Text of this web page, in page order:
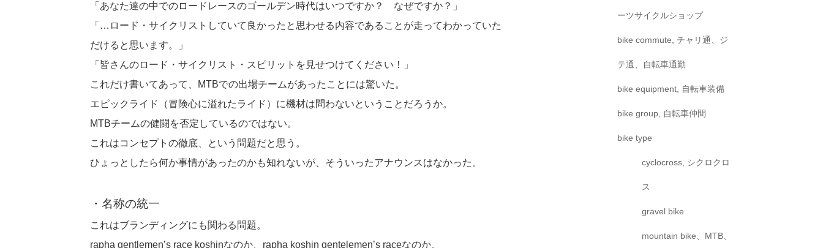
「あなた達の中でのロードレースのゴールデン時代はいつですか？ なぜですか？」
「…ロード・サイクリストしていて良かったと思わせる内容であることが走ってわかっていた
だけると思います。」
「皆さんのロード・サイクリスト・スピリットを見せつけてください！」
これだけ書いてあって、MTBでの出場チームがあったことには驚いた。
エピックライド（冒険心に溢れたライド）に機材は問わないということだろうか。
MTBチームの健闘を否定しているのではない。
これはコンセプトの徹底、という問題だと思う。
ひょっとしたら何か事情があったのかも知れないが、そういったアナウンスはなかった。
・名称の統一
これはブランディングにも関わる問題。
rapha gentlemen’s race koshinなのか、rapha koshin gentelemen’s raceなのか。
ーツサイクルショップ
bike commute, チャリ通、ジ
テ通、自転車通勤
bike equipment, 自転車装備
bike group, 自転車仲間
bike type
cyclocross, シクロクロ
ス
gravel bike
mountain bike、MTB、